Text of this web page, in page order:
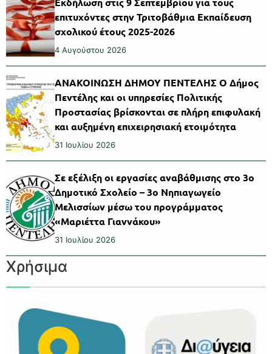
επιτυχόντες στην Τριτοβάθμια Εκπαίδευση
σχολικού έτους 2025-2026
4 Αυγούστου 2026
ΑΝΑΚΟΙΝΩΣΗ ΔΗΜΟΥ ΠΕΝΤΕΛΗΣ Ο Δήμος
Πεντέλης και οι υπηρεσίες Πολιτικής
Προστασίας βρίσκονται σε πλήρη επιφυλακή
και αυξημένη επιχειρησιακή ετοιμότητα
31 Ιουλίου 2026
Σε εξέλιξη οι εργασίες αναβάθμισης στο 3ο
Δημοτικό Σχολείο – 3ο Νηπιαγωγείο
Μελισσίων μέσω του προγράμματος
«Μαριέττα Γιαννάκου»
31 Ιουλίου 2026
Χρήσιμα